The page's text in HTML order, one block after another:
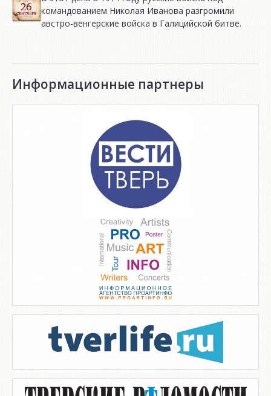
командованием Николая Иванова разгромили
австро-венгерские войска в Галицийской битве.
Информационные партнеры